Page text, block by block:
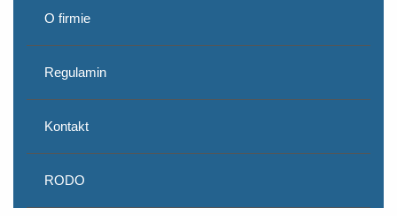
O firmie
Regulamin
Kontakt
RODO